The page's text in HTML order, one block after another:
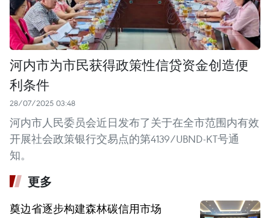
河内市为市民获得政策性信贷资金创造便
利条件
28/07/2025 03:48
河内市人民委员会近日发布了关于在全市范围内有效
开展社会政策银行交易点的第4139/UBND-KT号通
知。
更多
奠边省逐步构建森林碳信用市场